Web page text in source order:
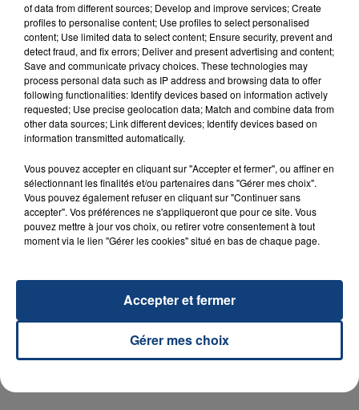
20 juillet 2026
UNE ADOLESCENTE DEVANT SE FAIRE
OPÉRER DE LA CHEVILLE RESSORT DE LA...
La famille a porté plainte contre la clinique qui a
reconnu sa responsabilité et présenté ses
excuses.
TITRES DIFFUSÉS
7h03
7h03
ANOTR & 54 ULTRA
6h56
6h56
ED SHEERAN
of data from different sources; Develop and improve services; Create
profiles to personalise content; Use profiles to select personalised
content; Use limited data to select content; Ensure security, prevent and
detect fraud, and fix errors; Deliver and present advertising and content;
Save and communicate privacy choices. These technologies may
process personal data such as IP address and browsing data to offer
following functionalities: Identify devices based on information actively
requested; Use precise geolocation data; Match and combine data from
other data sources; Link different devices; Identify devices based on
information transmitted automatically.
Vous pouvez accepter en cliquant sur "Accepter et fermer", ou affiner en
sélectionnant les finalités et/ou partenaires dans "Gérer mes choix".
Vous pouvez également refuser en cliquant sur "Continuer sans
accepter". Vos préférences ne s'appliqueront que pour ce site. Vous
pouvez mettre à jour vos choix, ou retirer votre consentement à tout
moment via le lien "Gérer les cookies" situé en bas de chaque page.
Gérer mes choix
Accepter et fermer